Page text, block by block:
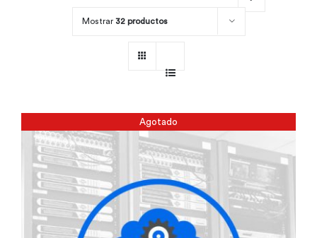
Mostrar 32 productos
Agotado